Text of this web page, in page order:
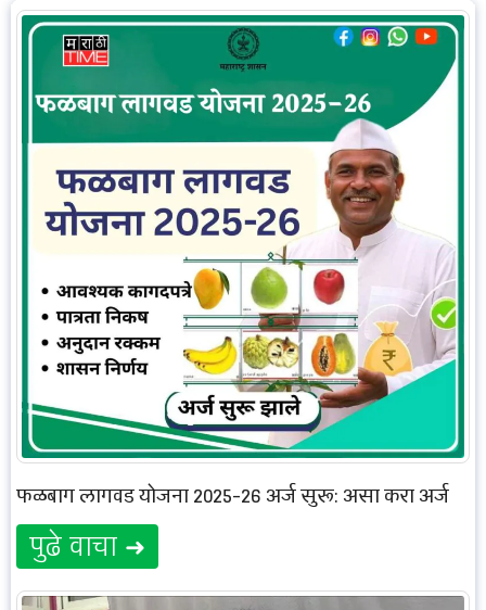
फळबाग लागवड योजना 2025-26 अर्ज सुरू: असा करा अर्ज
पुढे वाचा ➜